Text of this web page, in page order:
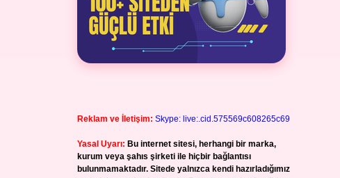
Reklam ve İletişim: Skype: live:.cid.575569c608265c69
Yasal Uyarı: Bu internet sitesi, herhangi bir marka,
kurum veya şahıs şirketi ile hiçbir bağlantısı
bulunmamaktadır. Sitede yalnızca kendi hazırladığımız